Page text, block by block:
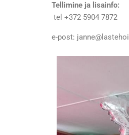
Tellimine ja lisainfo:
tel +372 5904 7872
e-post: